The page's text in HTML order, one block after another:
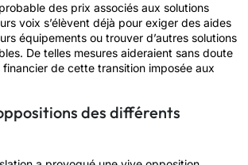
des prix associés aux solutions
voix s’élèvent déjà pour exiger des aides
équipements ou trouver d’autres solutions
De telles mesures aideraient sans doute
de cette transition imposée aux
des différents